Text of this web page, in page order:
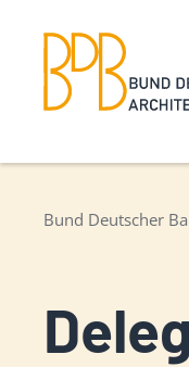
Bund Deutscher